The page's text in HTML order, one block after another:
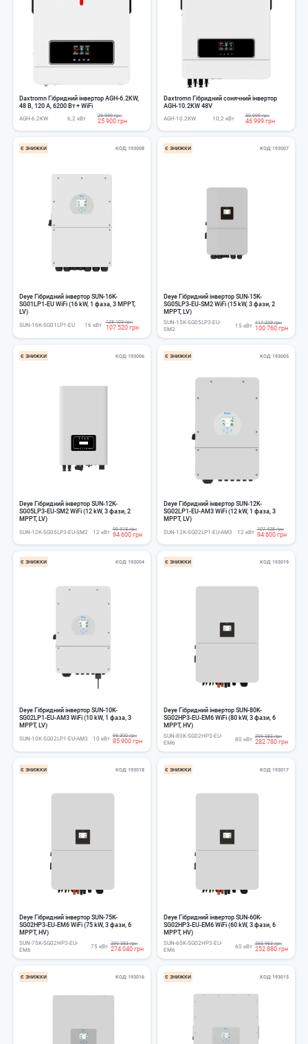
Daxtromn Гібридний інвертор AGH-6.2KW,
48 В, 120 А, 6200 Вт + WiFi
AGH-6.2KW 6,2 кВт 29 999 грн
25 900 грн
Daxtromn Гібридний сонячний інвертор
AGH-10.2KW 48V
AGH-10.2KW 10,2 кВт 50 999 грн
46 999 грн
Є ЗНИЖКИ КОД 193008
Deye Гібридний інвертор SUN-16K-
SG01LP1-EU WiFi (16 kW, 1 фаза, 3 MPPT,
LV)
SUN-16K-SG01LP1-EU 16 кВт 128 103 грн
107 520 грн
Є ЗНИЖКИ КОД 193007
Deye Гібридний інвертор SUN-15K-
SG05LP3-EU-SM2 WiFi (15 kW, 3 фази, 2
MPPT, LV)
SUN-15K-SG05LP3-EU-
SM2
15 кВт 117 233 грн
100 760 грн
Є ЗНИЖКИ КОД 193006
Deye Гібридний інвертор SUN-12K-
SG05LP3-EU-SM2 WiFi (12 kW, 3 фази, 2
MPPT, LV)
SUN-12K-SG05LP3-EU-SM2 12 кВт 99 918 грн
94 600 грн
Є ЗНИЖКИ КОД 193005
Deye Гібридний інвертор SUN-12K-
SG02LP1-EU-AM3 WiFi (12 kW, 1 фаза, 3
MPPT, LV)
SUN-12K-SG02LP1-EU-AM3 12 кВт 107 428 грн
94 600 грн
Є ЗНИЖКИ КОД 193004
Deye Гібридний інвертор SUN-10K-
SG02LP1-EU-AM3 WiFi (10 kW, 1 фаза, 3
MPPT, LV)
SUN-10K-SG02LP1-EU-AM3 10 кВт 99 300 грн
85 900 грн
Є ЗНИЖКИ КОД 193019
Deye Гібридний інвертор SUN-80K-
SG02HP3-EU-EM6 WiFi (80 kW, 3 фази, 6
MPPT, HV)
SUN-80K-SG02HP3-EU-
EM6
80 кВт 299 383 грн
282 780 грн
Є ЗНИЖКИ КОД 193018
Deye Гібридний інвертор SUN-75K-
SG02HP3-EU-EM6 WiFi (75 kW, 3 фази, 6
MPPT, HV)
SUN-75K-SG02HP3-EU-
EM6
75 кВт 290 383 грн
274 040 грн
Є ЗНИЖКИ КОД 193017
Deye Гібридний інвертор SUN-60K-
SG02HP3-EU-EM6 WiFi (60 kW, 3 фази, 6
MPPT, HV)
SUN-60K-SG02HP3-EU-
EM6
60 кВт 265 963 грн
252 880 грн
Є ЗНИЖКИ КОД 193016 Є ЗНИЖКИ КОД 193015